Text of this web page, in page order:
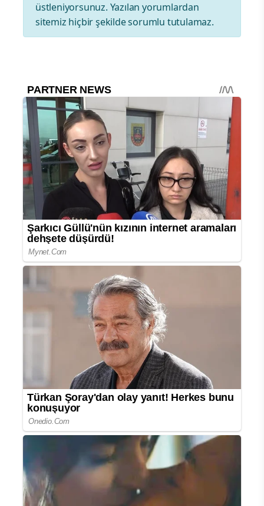
üstleniyorsunuz. Yazılan yorumlardan
sitemiz hiçbir şekilde sorumlu tutulamaz.
SAĞLIK
Kalbinizi Korumak
Tabağınızdan Başlıyor
09.07.2026 - 10:56|GÜNCELLEME:09.07.2026 - 10:56
Sağlıklı beslenmenin temel taşlarından
biri olan protein ve lif, vücudun farklı
ihtiyaçlarını karşılayan iki önemli besin
öğesi olarak öne çıkıyor.
Sağlıklı beslenmenin temel taşlarından
biri olan protein ve lif, vücudun farklı
ihtiyaçlarını karşılayan iki önemli besin
öğesi olarak öne çıkıyor. Ancak günlük
beslenmede protein tüketimi çoğu
zaman yeterli düzeyde olurken, lif alımı
ihmal edilebiliyor ve önerilen miktarın
altında kalabiliyor. Oysa hem protein
hem de lif içeren besinler; uzun süre
tokluk sağlamanın yanı sıra kalp-damar
hastaları başta olmak üzere birçok
kronik hastalığın gelişme riskinin